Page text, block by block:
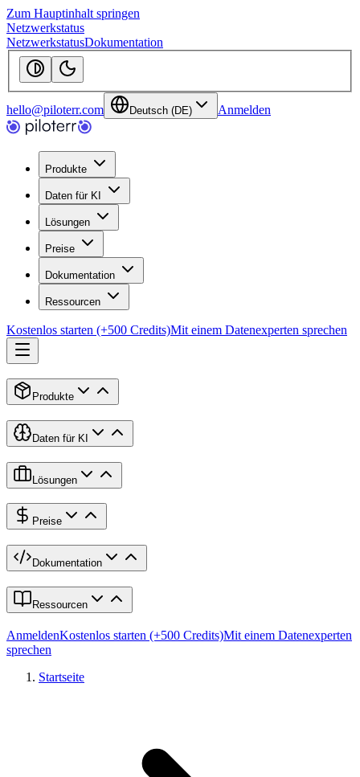
Zum Hauptinhalt springen
Netzwerkstatus
NetzwerkstatusDokumentation
hello@piloterr.com Deutsch (DE) Anmelden
Produkte
Daten für KI
Lösungen
Preise
Dokumentation
Ressourcen
Kostenlos starten (+500 Credits)Mit einem Datenexperten sprechen
Produkte
Daten für KI
Lösungen
Preise
Dokumentation
Ressourcen
AnmeldenKostenlos starten (+500 Credits)Mit einem Datenexperten
sprechen
Startseite